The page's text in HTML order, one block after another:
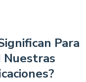
Para
Nuestras